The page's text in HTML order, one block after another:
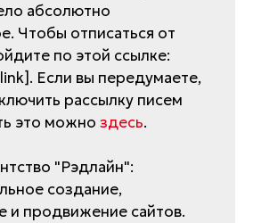
абсолютно
Чтобы отписаться от
по этой ссылке:
Если вы передумаете,
рассылку писем
это можно здесь.
"Рэдлайн":
создание,
и продвижение сайтов.